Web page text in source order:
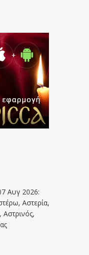
Αυγ 2026:
Αστερία,